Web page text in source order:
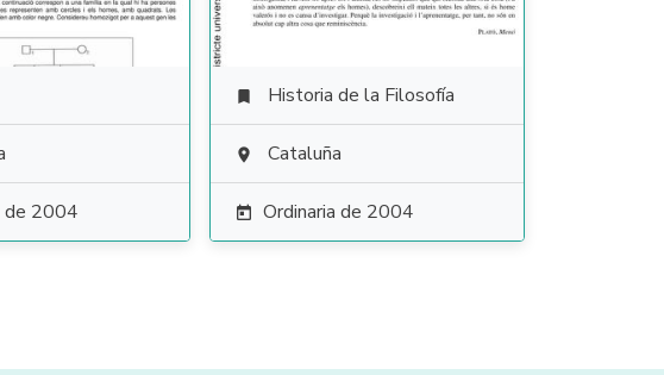
de 2004
 Historia de la Filosofía
 Cataluña
 Ordinaria de 2004